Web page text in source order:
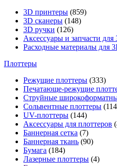
3D принтеры (859)
3D сканеры (148)
3D ручки (126)
Аксессуары и запчасти для
Расходные материалы для
Плоттеры
Режущие плоттеры (333)
Печатающе-режущие
Струйные
Сольвентные плоттеры
UV-плоттеры (144)
Аксессуары для плоттеров
Баннерная сетка (7)
Баннерная ткань (90)
Бумага (184)
Лазерные плоттеры (4)